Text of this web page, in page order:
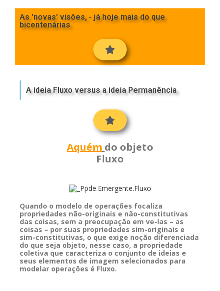
As 'novas' visões, - já hoje mais do que
bicentenárias
A ideia Fluxo versus a ideia Permanência
Aquém do objeto
Fluxo
Quando o modelo de operações focaliza
propriedades não-originais e não-constitutivas
das coisas, sem a preocupação em ve-las – as
coisas – por suas propriedades sim-originais e
sim-constitutivas, o que exige noção diferenciada
do que seja objeto, nesse caso, a propriedade
coletiva que caracteriza o conjunto de ideias e
seus elementos de imagem selecionados para
modelar operações é Fluxo.